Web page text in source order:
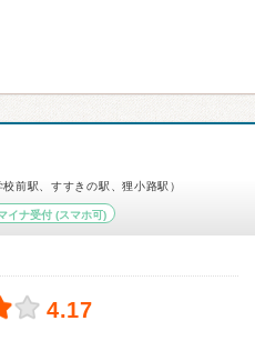
前駅、すすきの駅、狸小路駅）
イナ受付 (スマホ可)
4.17